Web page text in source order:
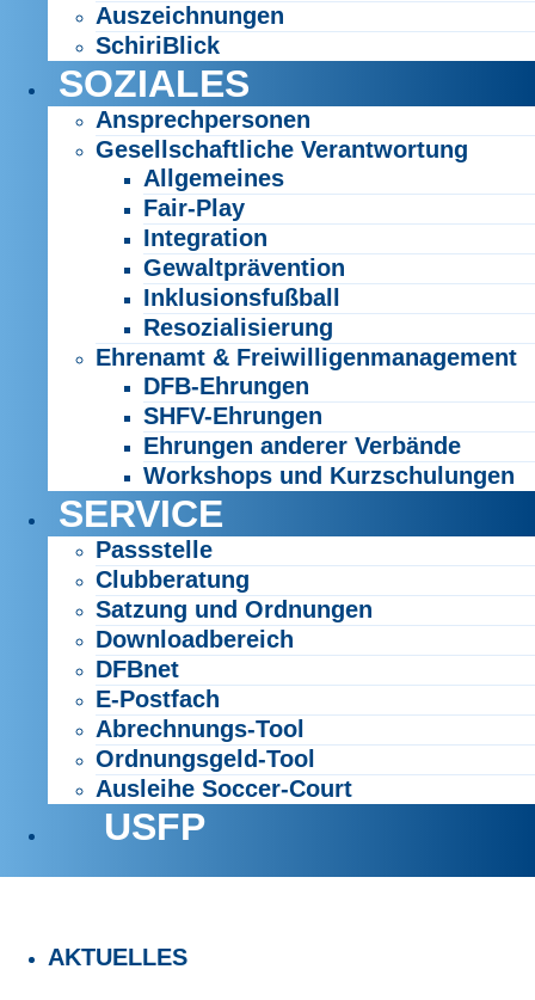
Auszeichnungen
SchiriBlick
SOZIALES
Ansprechpersonen
Gesellschaftliche Verantwortung
Allgemeines
Fair-Play
Integration
Gewaltprävention
Inklusionsfußball
Resozialisierung
Ehrenamt & Freiwilligenmanagement
DFB-Ehrungen
SHFV-Ehrungen
Ehrungen anderer Verbände
Workshops und Kurzschulungen
SERVICE
Passstelle
Clubberatung
Satzung und Ordnungen
Downloadbereich
DFBnet
E-Postfach
Abrechnungs-Tool
Ordnungsgeld-Tool
Ausleihe Soccer-Court
USFP
AKTUELLES